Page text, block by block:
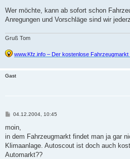
Wer möchte, kann ab sofort schon
Anregungen und Vorschläge sind wir
Gruß Tom
www.Kfz.info – Der kostenlose Fahrzeugmarkt
Gast
B
i
r
a
04.12.2004, 10:45
moin,
in dem Fahrzeugmarkt findet man ja gar
Klimaanlage. Autoscout ist doch auch
Automarkt??